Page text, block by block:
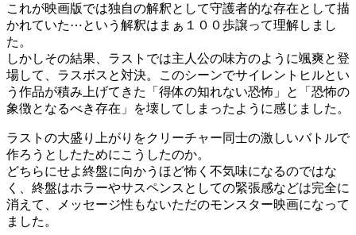
これが映画版では独自の解釈として守護者的な存在として描
かれていた⋯という解釈はまぁ１００歩譲って理解しまし
た。
しかしその結果、ラストでは主人公の味方のように颯爽と登
場して、ラスボスと対決。このシーンでサイレントヒルとい
う作品が積み上げてきた「得体の知れない恐怖」と「恐怖の
象徴となるべき存在」を壊してしまったように感じました。
ラストの大盛り上がりをクリーチャー同士の激しいバトルで
作ろうとしたためにこうしたのか。
どちらにせよ終盤に向かうほど怖く不気味になるのではな
く、終盤はホラーやサスペンスとしての緊張感などは完全に
消えて、メッセージ性もないただのモンスター映画になって
ました。